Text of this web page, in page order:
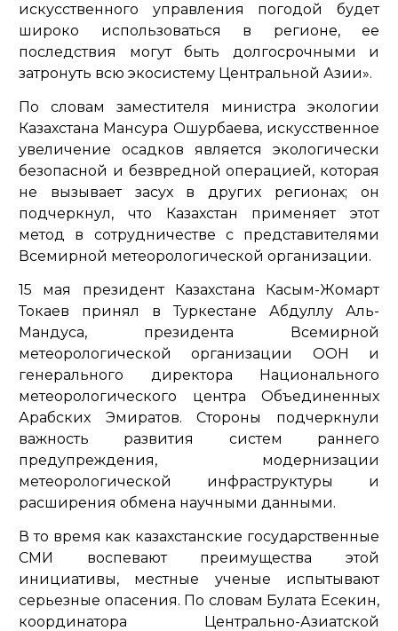
искусственного управления погодой будет
широко использоваться в регионе, ее
последствия могут быть долгосрочными и
затронуть всю экосистему Центральной Азии».
По словам заместителя министра экологии
Казахстана Мансура Ошурбаева, искусственное
увеличение осадков является экологически
безопасной и безвредной операцией, которая
не вызывает засух в других регионах; он
подчеркнул, что Казахстан применяет этот
метод в сотрудничестве с представителями
Всемирной метеорологической организации.
15 мая президент Казахстана Касым-Жомарт
Токаев принял в Туркестане Абдуллу Аль-
Мандуса, президента Всемирной
метеорологической организации ООН и
генерального директора Национального
метеорологического центра Объединенных
Арабских Эмиратов. Стороны подчеркнули
важность развития систем раннего
предупреждения, модернизации
метеорологической инфраструктуры и
расширения обмена научными данными.
В то время как казахстанские государственные
СМИ воспевают преимущества этой
инициативы, местные ученые испытывают
серьезные опасения. По словам Булата Есекин,
координатора Центрально-Азиатской